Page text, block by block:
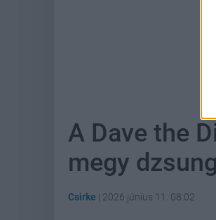
A Dave the
megy
Csirke | 2026 június 11. 08:02